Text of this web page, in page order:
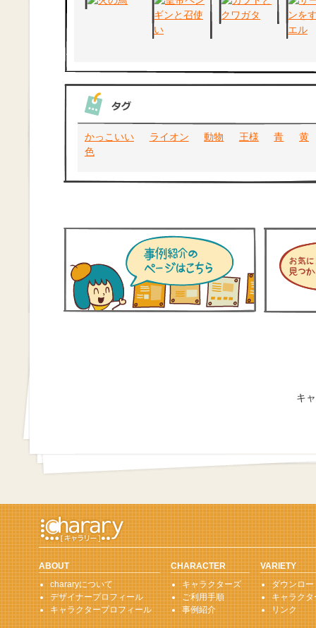
かっこいい ライオン 動物 王様 青
黄
色
キ
ABOUT
chararyについて
デザイナープロフィール
キャラクタープロフィール
CHARACTER
キャラクターズ
ご利用手順
事例紹介
VARIETY
ダウンロ
キャラク
リンク